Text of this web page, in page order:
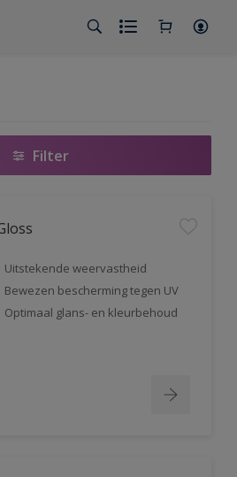
Filter
Uitstekende weervastheid
Bewezen bescherming tegen UV
Optimaal glans- en kleurbehoud